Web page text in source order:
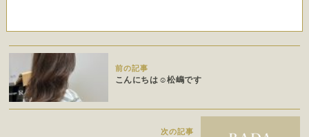
前の記事
こんにちは☺︎松嶋です
次の記事